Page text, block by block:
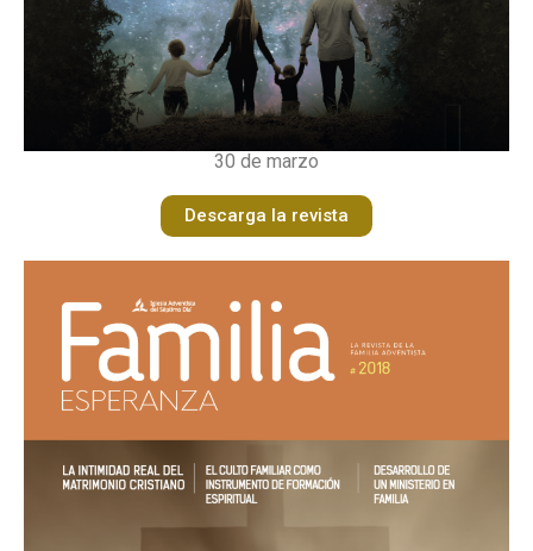
30 de marzo
Descarga la revista